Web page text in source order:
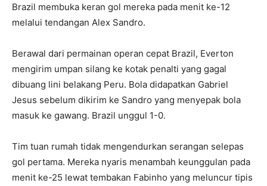
Brazil membuka keran gol mereka pada menit ke-12
melalui tendangan Alex Sandro.
Berawal dari permainan operan cepat Brazil, Everton
mengirim umpan silang ke kotak penalti yang gagal
dibuang lini belakang Peru. Bola didapatkan Gabriel
Jesus sebelum dikirim ke Sandro yang menyepak bola
masuk ke gawang. Brazil unggul 1-0.
Tim tuan rumah tidak mengendurkan serangan selepas
gol pertama. Mereka nyaris menambah keunggulan pada
menit ke-25 lewat tembakan Fabinho yang meluncur tipis